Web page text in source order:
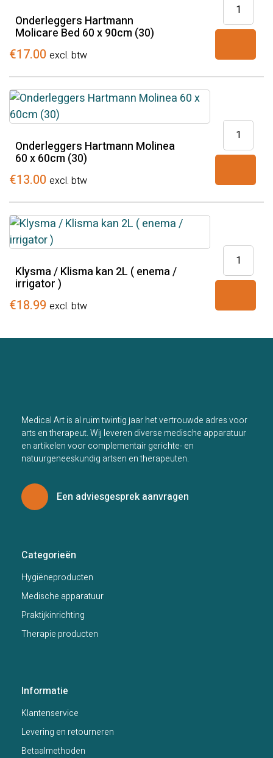
Onderleggers Hartmann
Molicare Bed 60 x 90cm (30)
€17.00 excl. btw
Molicare
(30)
aantal
Onderleggers Hartmann Molinea
60 x 60cm (30)
€13.00 excl. btw
Molinea
aantal
Klysma / Klisma kan 2L ( enema /
irrigator )
€18.99 excl. btw
Klysma
Klisma
(
aantal
Medical Art is al ruim twintig jaar het vertrouwde adres voor
arts en therapeut. Wij leveren diverse medische apparatuur
en artikelen voor complementair gerichte- en
natuurgeneeskundig artsen en therapeuten.
Een adviesgesprek aanvragen
Categorieën
Hygiëneproducten
Medische apparatuur
Praktijkinrichting
Therapie producten
Informatie
Klantenservice
Levering en retourneren
Betaalmethoden